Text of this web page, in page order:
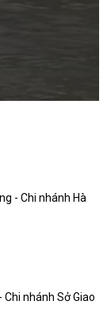
- Chi nhánh Hà
nhánh Sở Giao